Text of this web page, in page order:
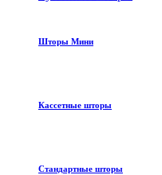
Шторы Мини
Кассетные шторы
Стандартные шторы